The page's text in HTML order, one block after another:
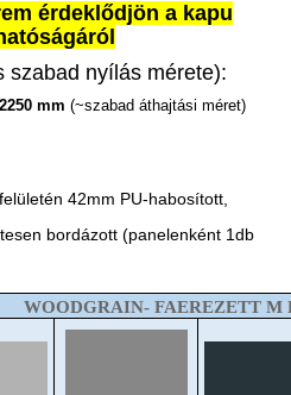
érdeklődjön a kapu
szabad nyílás mérete):
mm (~szabad áthajtási méret)
42mm PU-habosított,
bordázott (panelenként 1db
WOODGRAIN- FAEREZETT M